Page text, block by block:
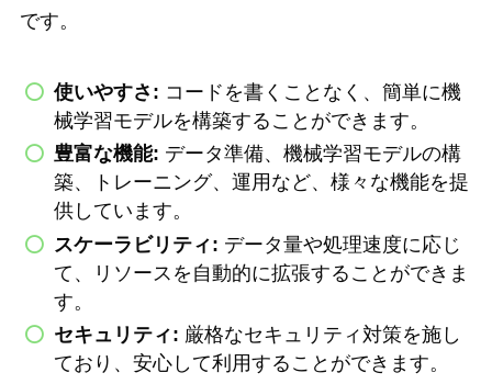
です。
使いやすさ: コードを書くことなく、簡単に機
械学習モデルを構築することができます。
豊富な機能: データ準備、機械学習モデルの構
築、トレーニング、運用など、様々な機能を提
供しています。
スケーラビリティ: データ量や処理速度に応じ
て、リソースを自動的に拡張することができま
す。
セキュリティ: 厳格なセキュリティ対策を施し
ており、安心して利用することができます。